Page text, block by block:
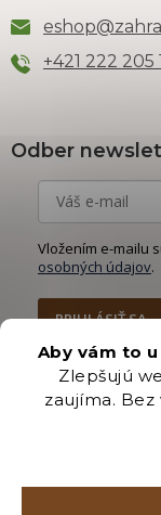
Aby vám to
Zlepšujú
zaujíma. Bez
eshop@
+421 222 205
Odber
Vložením e-mailu
osobných údajov.
PRIHLÁSIŤ SA